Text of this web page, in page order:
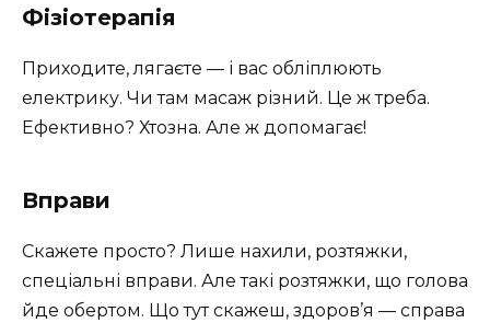
Фізіотерапія
Приходите, лягаєте — і вас обліплюють
електрику. Чи там масаж різний. Це ж треба.
Ефективно? Хтозна. Але ж допомагає!
Вправи
Скажете просто? Лише нахили, розтяжки,
спеціальні вправи. Але такі розтяжки, що голова
йде обертом. Що тут скажеш, здоров’я — справа